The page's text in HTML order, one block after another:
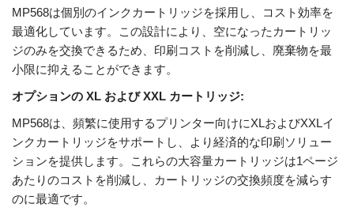
MP568は個別のインクカートリッジを採用し、コスト効率を
最適化しています。この設計により、空になったカートリッ
ジのみを交換できるため、印刷コストを削減し、廃棄物を最
小限に抑えることができます。
オプションの XL および XXL カートリッジ:
MP568は、頻繁に使用するプリンター向けにXLおよびXXLイ
ンクカートリッジをサポートし、より経済的な印刷ソリュー
ションを提供します。これらの大容量カートリッジは1ページ
あたりのコストを削減し、カートリッジの交換頻度を減らす
のに最適です。